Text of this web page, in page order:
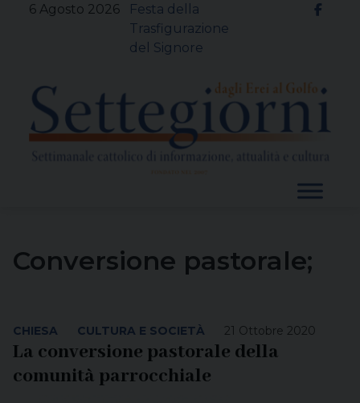
6 Agosto 2026
Festa della
Trasfigurazione
del Signore
Conversione pastorale;
21 Ottobre 2020
CHIESA CULTURA E SOCIETÀ
La conversione pastorale della
comunità parrocchiale